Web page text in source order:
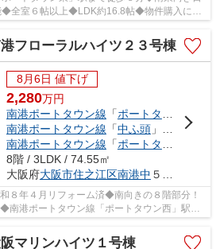
全室６帖以上◆LDK約16.8帖◆物件購入に於
フローラルハイツ２３号棟
8月6日 値下げ
2,280万円
南港ポートタウン線 「ポートタウン西
南港ポートタウン線 「中ふ頭」駅 徒歩6分
南港ポートタウン線 「ポートタウン東
8階 / 3LDK / 74.55㎡
大阪府大阪市住之江区南港中 ５丁目
８年４月リフォーム済◆南向きの８階部分！
南港ポートタウン線「ポートタウン西」駅ま
マリンハイツ１号棟